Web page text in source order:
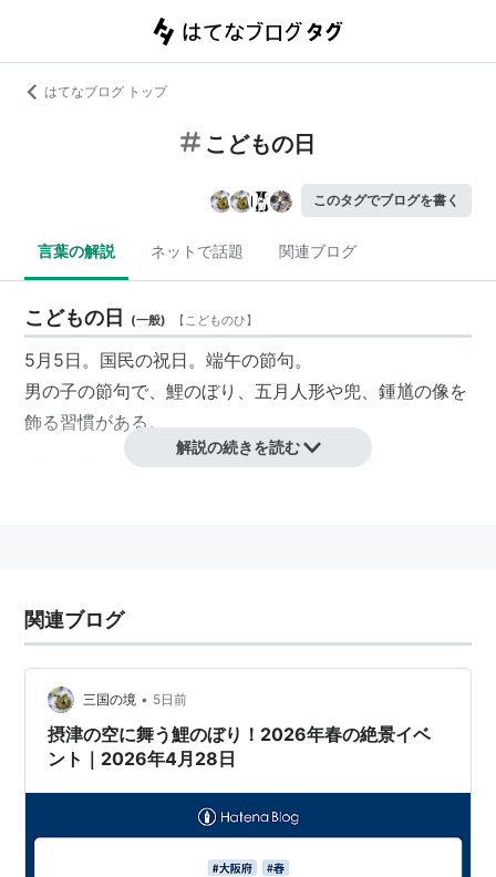
はてなブログ トップ
こどもの日
このタグでブログを書く
言葉の解説 ネットで話題 関連ブログ
こどもの日 (一般) 【こどものひ】
5月5日。国民の祝日。端午の節句。
男の子の節句で、鯉のぼり、五月人形や兜、鍾馗の像を
飾る習慣がある。
ゴールデンウィークの最終日となることも多い。
解説の続きを読む
関連ブログ
三国の境 • 5日前
摂津の空に舞う鯉のぼり！2026年春の絶景イベ
ント｜2026年4月28日